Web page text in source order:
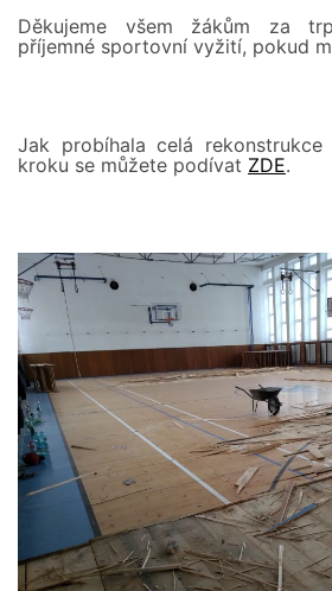
Děkujeme všem žákům za
příjemné sportovní vyžití, pokud
Jak probíhala celá
kroku se můžete podívat ZDE.